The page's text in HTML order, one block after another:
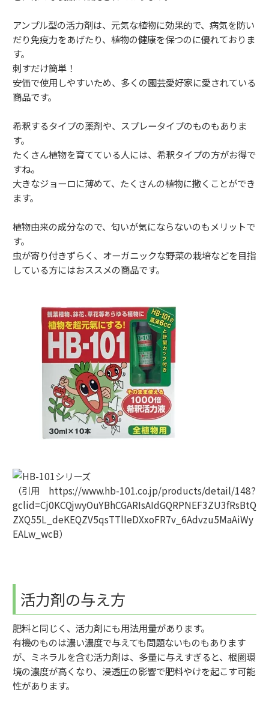
アンプル型の活力剤は、元気な植物に効果的で、病気を防い
だり免疫力をあげたり、植物の健康を保つのに優れておりま
す。
刺すだけ簡単！
安価で使用しやすいため、多くの園芸愛好家に愛されている
商品です。
希釈するタイプの薬剤や、スプレータイプのものもありま
す。
たくさん植物を育てている人には、希釈タイプの方がお得で
すね。
大きなジョーロに薄めて、たくさんの植物に撒くことができ
ます。
植物由来の成分なので、匂いが気にならないのもメリットで
す。
虫が寄り付きずらく、オーガニックな野菜の栽培などを目指
している方にはおススメの商品です。
（引用 https://www.hb-101.co.jp/products/detail/148?
gclid=Cj0KCQjwyOuYBhCGARIsAIdGQRPNEF3ZU3fRsBtQ
ZXQ55L_deKEQZV5qsTTlIeDXxoFR7v_6Advzu5MaAiWy
EALw_wcB）
活力剤の与え方
肥料と同じく、活力剤にも用法用量があります。
有機のものは濃い濃度で与えても問題ないものもあります
が、ミネラルを含む活力剤は、多量に与えすぎると、根圏環
境の濃度が高くなり、浸透圧の影響で肥料やけを起こす可能
性があります。